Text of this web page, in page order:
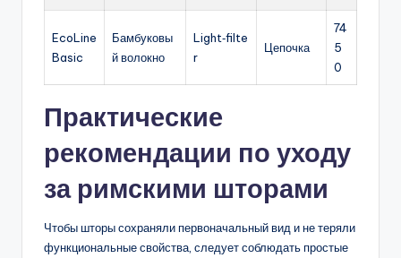
EcoLine
Basic
Бамбуковы
й волокно
Light‑filte
r
Цепочка
74
5
0
Практические
рекомендации по уходу
за римскими шторами
Чтобы шторы сохраняли первоначальный вид и не теряли
функциональные свойства, следует соблюдать простые